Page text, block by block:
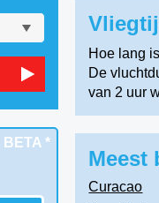
BETA *
Hoe lang
De
van 2 uur
Meest
Curacao